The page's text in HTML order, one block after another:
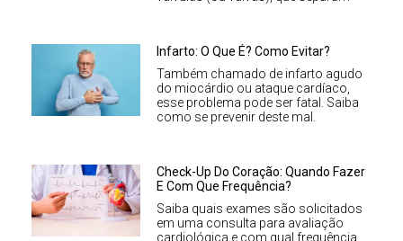
Infarto: O Que É? Como Evitar?
Também chamado de infarto agudo
do miocárdio ou ataque cardíaco,
esse problema pode ser fatal. Saiba
como se prevenir deste mal.
Check-Up Do Coração: Quando Fazer
E Com Que Frequência?
Saiba quais exames são solicitados
em uma consulta para avaliação
cardiológica e com qual frequência